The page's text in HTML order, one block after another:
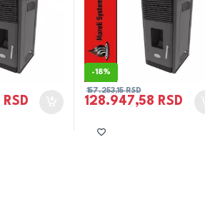
RSD
-18%
128.947,58 RSD
157.253,15RSD